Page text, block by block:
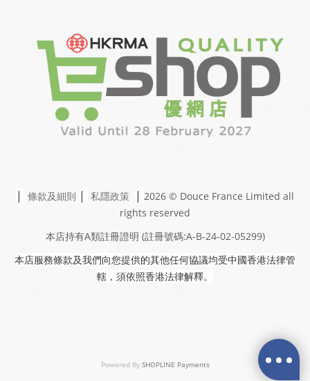
| 條款及細則 | 私隱政策 | 2026 © Douce France Limited all
rights reserved
本店持有A類註冊證明 (註冊號碼:A-B-24-02-05299)
本店服務條款及我們向您提供的其他任何協議均受中國香港法律管
轄，須依照香港法律解釋。
Powered By SHOPLINE Payments